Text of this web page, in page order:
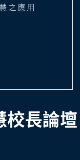
之應用
長論壇